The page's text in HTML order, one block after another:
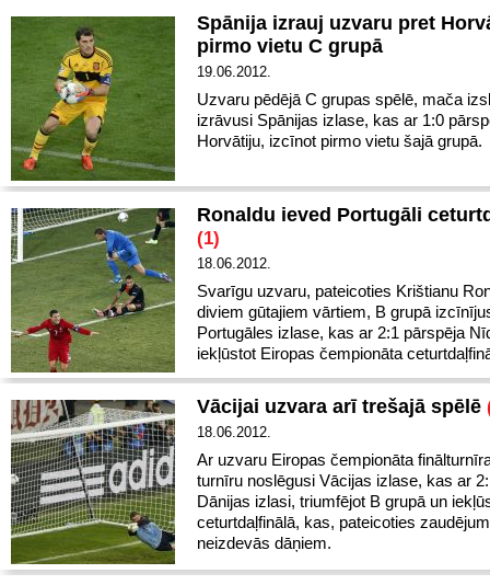
Spānija izrauj uzvaru pret
pirmo vietu C grupā
19.06.2012.
Uzvaru pēdējā C grupas spēlē, mača
izrāvusi Spānijas izlase, kas ar 1:0
Horvātiju, izcīnot pirmo vietu šajā grupā.
Ronaldu ieved Portugāli
(1)
18.06.2012.
Svarīgu uzvaru, pateicoties Krištianu
diviem gūtajiem vārtiem, B grupā
Portugāles izlase, kas ar 2:1 pārspēja
iekļūstot Eiropas čempionāta
Vācijai uzvara arī trešajā spēlē
18.06.2012.
Ar uzvaru Eiropas čempionāta
turnīru noslēgusi Vācijas izlase, kas ar
Dānijas izlasi, triumfējot B grupā un
ceturtdaļfinālā, kas, pateicoties
neizdevās dāņiem.